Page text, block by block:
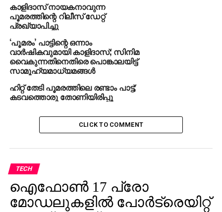
പോസ്റ്റ് പ്രൊഡക്ഷന്‍ ജോലികള്‍ നീണ്ടുപോകുന്നതാണ്
ചിത്രത്തിന്റെ റിലീസ് വൈകാന്‍ കാരണമെന്ന്
റിപ്പോര്‍ട്ടുണ്ട്. ഡോ. പോള്‍ വര്‍ഗീസും എബ്രിഡ്
ഷൈനും ചേര്‍ന്നാണ് പൂമരം നിര്‍മിക്കുന്നത്. ആക്ഷന്‍
ഹീറോ ബിജുവിന് ശേഷം എബ്രിഡ് ഷൈന്‍
തന്നെ പ്രശംസ നേടിയിരുന്നു.
RELATED TOPICS:
ACTOR KALIDAS JAYARAM
FILM POOMARAM
POOMARAM
കാളിദാസ് നായകനാവുന്ന
പൂമരത്തിന്റെ റിലീസ് ഡേറ്റ്
പ്രഖ്യാപിച്ചു
‘പൂമരം’ പാട്ടിന്റെ ഒന്നാം
വാര്‍ഷികവുമായി കാളിദാസ്; സിനിമ
വൈകുന്നതിനെതിരെ പൊങ്കാലയിട്ട്
സാമൂഹ്യമാധ്യമങ്ങള്‍
ഹിറ്റ് തേടി പൂമരത്തിലെ രണ്ടാം പാട്ട്;
കടവത്തൊരു തോണിയിരിപ്പൂ
CLICK TO COMMENT
TECH
ഐഫോൺ 17 പ്രോ
മോഡലുകളിൽ പോർട്രെയിറ്റ്